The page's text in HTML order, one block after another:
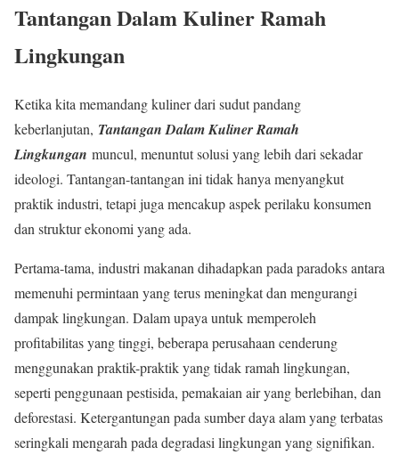
Tantangan Dalam Kuliner Ramah
Lingkungan
Ketika kita memandang kuliner dari sudut pandang
keberlanjutan, Tantangan Dalam Kuliner Ramah
Lingkungan muncul, menuntut solusi yang lebih dari sekadar
ideologi. Tantangan-tantangan ini tidak hanya menyangkut
praktik industri, tetapi juga mencakup aspek perilaku konsumen
dan struktur ekonomi yang ada.
Pertama-tama, industri makanan dihadapkan pada paradoks antara
memenuhi permintaan yang terus meningkat dan mengurangi
dampak lingkungan. Dalam upaya untuk memperoleh
profitabilitas yang tinggi, beberapa perusahaan cenderung
menggunakan praktik-praktik yang tidak ramah lingkungan,
seperti penggunaan pestisida, pemakaian air yang berlebihan, dan
deforestasi. Ketergantungan pada sumber daya alam yang terbatas
seringkali mengarah pada degradasi lingkungan yang signifikan.